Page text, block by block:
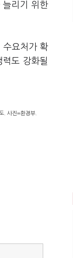
늘리기 위한
수요처가 확
도 강화될
. 사진=환경부.